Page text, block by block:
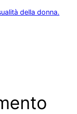
della donna.